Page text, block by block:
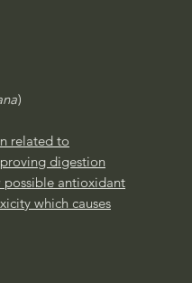
)
related to
digestion
possible antioxidant
which causes